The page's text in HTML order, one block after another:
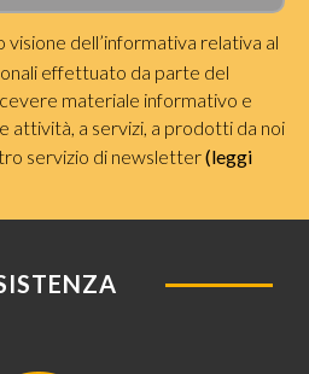
dell’informativa relativa al
effettuato da parte del
materiale informativo e
attività, a servizi, a prodotti da noi
servizio di newsletter(leggi